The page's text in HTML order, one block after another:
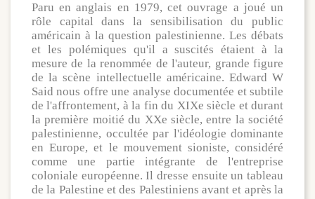
Paru en anglais en 1979, cet ouvrage a joué un
rôle capital dans la sensibilisation du public
américain à la question palestinienne. Les débats
et les polémiques qu'il a suscités étaient à la
mesure de la renommée de l'auteur, grande figure
de la scène intellectuelle américaine. Edward W
Said nous offre une analyse documentée et subtile
de l'affrontement, à la fin du XIXe siècle et durant
la première moitié du XXe siècle, entre la société
palestinienne, occultée par l'idéologie dominante
en Europe, et le mouvement sioniste, considéré
comme une partie intégrante de l'entreprise
coloniale européenne. Il dresse ensuite un tableau
de la Palestine et des Palestiniens avant et après la